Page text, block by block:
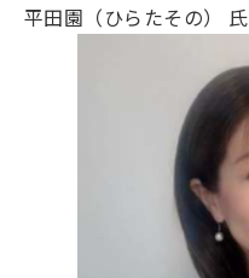
平田園（ひらたその） 氏